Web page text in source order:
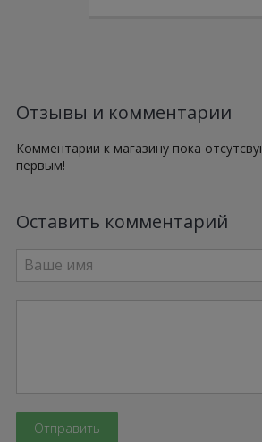
Отзывы и комментарии
Комментарии к магазину пока
первым!
Оставить комментарий